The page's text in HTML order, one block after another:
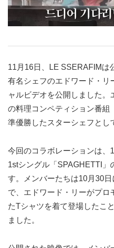
11月16日、LE SSERAFIMは
有名シェフのエドワード・リ
ャルビデオを公開しました
の料理コンペティション番組
準優勝したスターシェフとし
今回のコラボレーションは、
1stシングル「SPAGHETTI」
す。メンバーたちは10月30
で、エドワード・リーがプ
たTシャツを着て登場したこ
ました。